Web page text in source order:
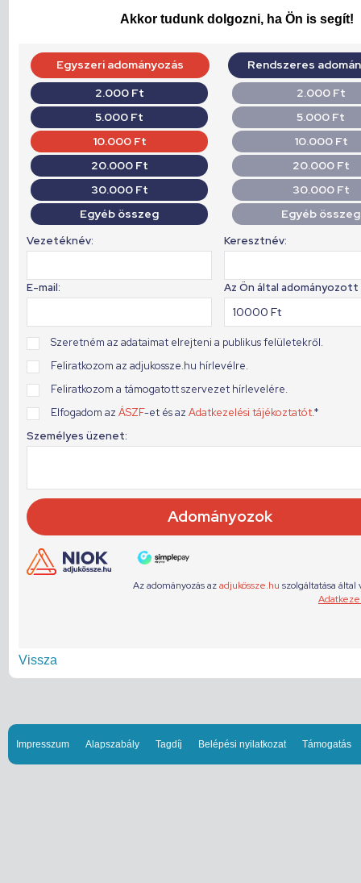
Akkor tudunk dolgozni, ha Ön is segít!
Vissza
Impresszum Alapszabály Tagdíj Belépési nyilatkozat Támogatás